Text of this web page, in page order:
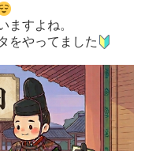
ますよね。
をやってました